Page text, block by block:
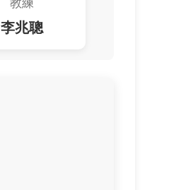
教練
李兆聰